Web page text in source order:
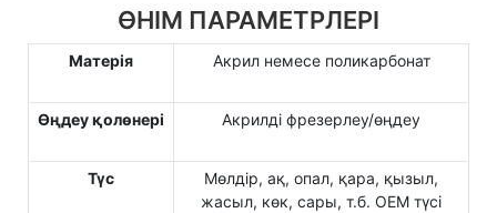
ӨНІМ ПАРАМЕТРЛЕРІ
Матерія Акрил немесе поликарбонат
Өңдеу қолөнері Акрилді фрезерлеу/өңдеу
Түс
Мөлдір, ақ, опал, қара, қызыл,
жасыл, көк, сары, т.б. OEM түсі